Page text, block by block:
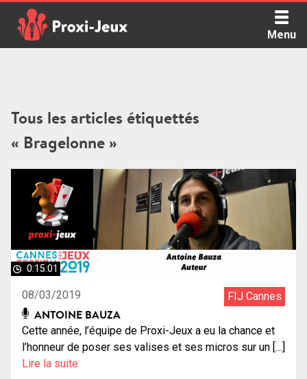
content
Menu
Tous les articles étiquettés
« Bragelonne »
0:15:01
08/03/2019 FIJ Cannes
ANTOINE BAUZA
Cette année, l’équipe de Proxi-Jeux a eu la chance et
l’honneur de poser ses valises et ses micros sur un […]
Lire la suite